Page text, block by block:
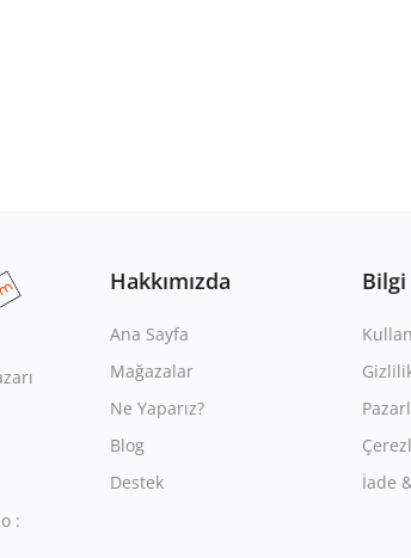
:
Hakkımızda
Ana Sayfa
Mağazalar
Ne Yaparız?
Blog
Destek
Bilgi
İade